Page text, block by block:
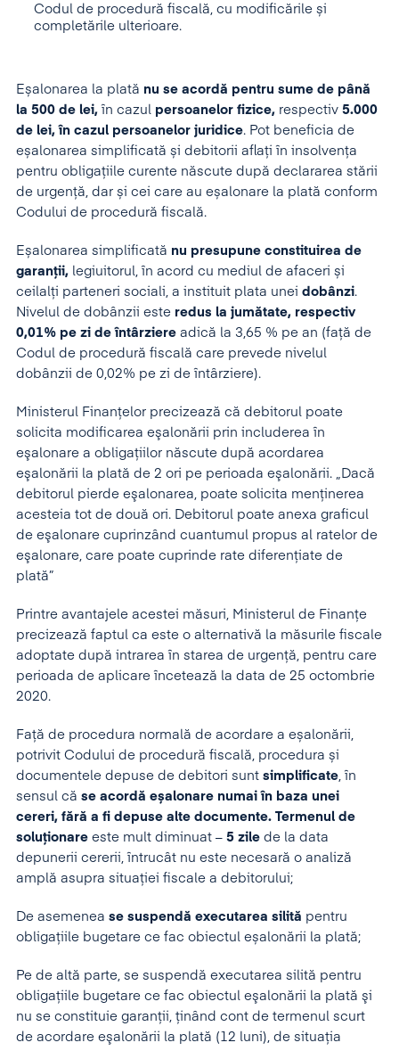
Codul de procedură fiscală, cu modificările și
completările ulterioare.
Eșalonarea la plată nu se acordă pentru sume de până
la 500 de lei, în cazul persoanelor fizice, respectiv 5.000
de lei, în cazul persoanelor juridice. Pot beneficia de
eșalonarea simplificată și debitorii aflați în insolvența
pentru obligațiile curente născute după declararea stării
de urgență, dar și cei care au eșalonare la plată conform
Codului de procedură fiscală.
Eșalonarea simplificată nu presupune constituirea de
garanții, legiuitorul, în acord cu mediul de afaceri și
ceilalți parteneri sociali, a instituit plata unei dobânzi.
Nivelul de dobânzii este redus la jumătate, respectiv
0,01% pe zi de întârziere adică la 3,65 % pe an (față de
Codul de procedură fiscală care prevede nivelul
dobânzii de 0,02% pe zi de întârziere).
Ministerul Finanţelor precizează că debitorul poate
solicita modificarea eşalonării prin includerea în
eşalonare a obligaţiilor născute după acordarea
eşalonării la plată de 2 ori pe perioada eşalonării. „Dacă
debitorul pierde eşalonarea, poate solicita menţinerea
acesteia tot de două ori. Debitorul poate anexa graficul
de eşalonare cuprinzând cuantumul propus al ratelor de
eşalonare, care poate cuprinde rate diferenţiate de
plată”
Printre avantajele acestei măsuri, Ministerul de Finanțe
precizează faptul ca este o alternativă la măsurile fiscale
adoptate după intrarea în starea de urgență, pentru care
perioada de aplicare încetează la data de 25 octombrie
2020.
Față de procedura normală de acordare a eșalonării,
potrivit Codului de procedură fiscală, procedura și
documentele depuse de debitori sunt simplificate, în
sensul că se acordă eșalonare numai în baza unei
cereri, fără a fi depuse alte documente. Termenul de
soluționare este mult diminuat – 5 zile de la data
depunerii cererii, întrucât nu este necesară o analiză
amplă asupra situației fiscale a debitorului;
De asemenea se suspendă executarea silită pentru
obligațiile bugetare ce fac obiectul eșalonării la plată;
Pe de altă parte, se suspendă executarea silită pentru
obligaţiile bugetare ce fac obiectul eşalonării la plată şi
nu se constituie garanţii, ţinând cont de termenul scurt
de acordare eşalonării la plată (12 luni), de situaţia